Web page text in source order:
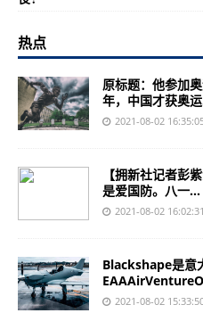
热点
原标题：他参加
年，中国才获奥
2021-08-02
【拥新社记者彭
是爱国防。八一...
2021-08-02 16:02:31
Blackshape是意
2021-08-02